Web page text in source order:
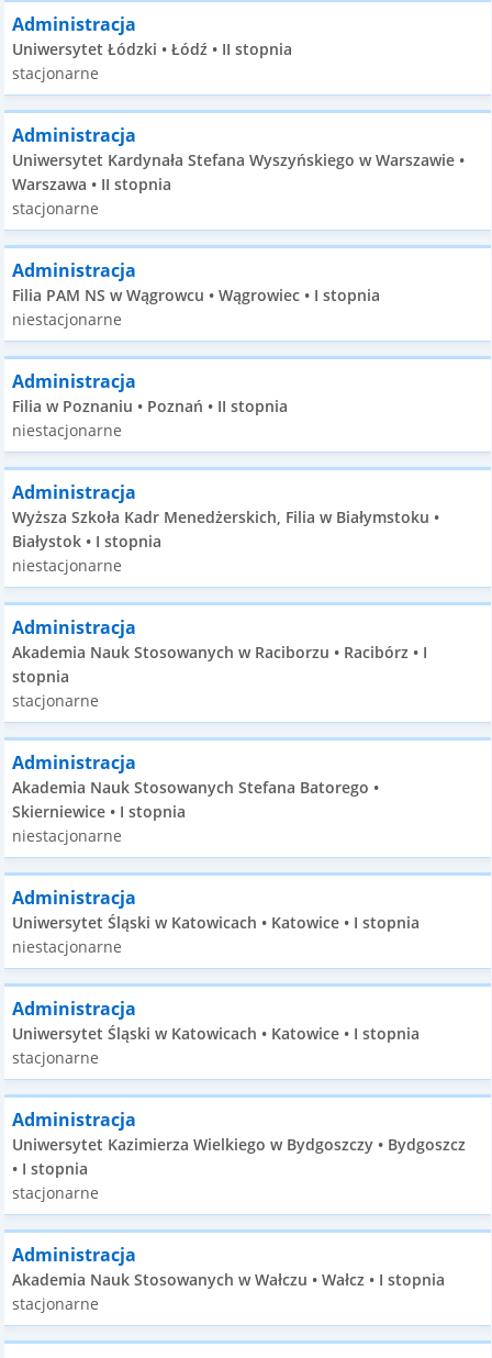
Administracja
Uniwersytet Łódzki • Łódź • II stopnia
stacjonarne
Administracja
Uniwersytet Kardynała Stefana Wyszyńskiego w Warszawie •
Warszawa • II stopnia
stacjonarne
Administracja
Filia PAM NS w Wągrowcu • Wągrowiec • I stopnia
niestacjonarne
Administracja
Filia w Poznaniu • Poznań • II stopnia
niestacjonarne
Administracja
Wyższa Szkoła Kadr Menedżerskich, Filia w Białymstoku •
Białystok • I stopnia
niestacjonarne
Administracja
Akademia Nauk Stosowanych w Raciborzu • Racibórz • I
stopnia
stacjonarne
Administracja
Akademia Nauk Stosowanych Stefana Batorego •
Skierniewice • I stopnia
niestacjonarne
Administracja
Uniwersytet Śląski w Katowicach • Katowice • I stopnia
niestacjonarne
Administracja
Uniwersytet Śląski w Katowicach • Katowice • I stopnia
stacjonarne
Administracja
Uniwersytet Kazimierza Wielkiego w Bydgoszczy • Bydgoszcz
• I stopnia
stacjonarne
Administracja
Akademia Nauk Stosowanych w Wałczu • Wałcz • I stopnia
stacjonarne